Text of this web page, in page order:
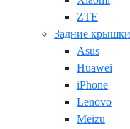
ZTE
Задние крышки
Asus
Huawei
iPhone
Lenovo
Meizu